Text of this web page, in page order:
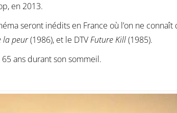
en 2013.
seront inédits en France où l’on ne
la peur(1986), et le DTVFuture Kill(1985).
ans durant son sommeil.